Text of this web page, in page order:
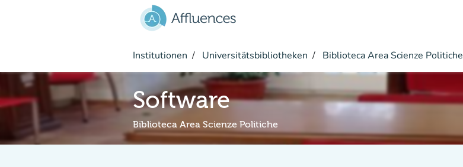
Institutionen Universitätsbibliotheken Biblioteca Area Scienze Politiche
Software
Biblioteca Area Scienze Politiche